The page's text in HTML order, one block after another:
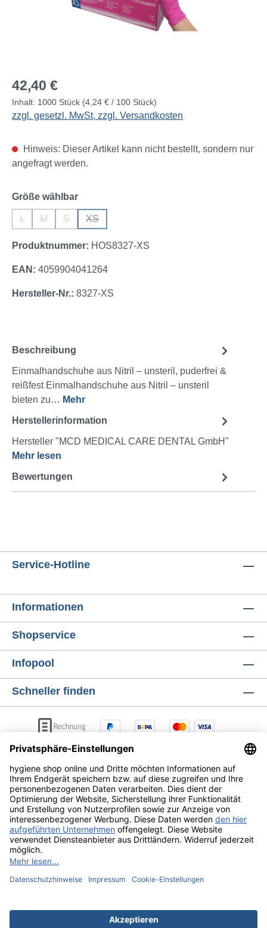
Regulärer Preis:
42,40 €
Inhalt: 1000 Stück (4,24 € / 100 Stück)
zzgl. gesetzl. MwSt, zzgl. Versandkosten
Hinweis: Dieser Artikel kann nicht bestellt, sondern nur
angefragt werden.
Größe wählbarauswählen
L M S XS
Produktnummer: HOS8327-XS
EAN: 4059904041264
Hersteller-Nr.: 8327-XS
Beschreibung
Einmalhandschuhe aus Nitril – unsteril, puderfrei &
reißfest Einmalhandschuhe aus Nitril – unsteril
bieten zu… Mehr
Herstellerinformation
Hersteller "MCD MEDICAL CARE DENTAL GmbH"
Mehr lesen
Bewertungen
Service-Hotline
Informationen
Shopservice
Infopool
Schneller finden
AGB Lieferung & Versandkosten
Zahlungsarten
Versandkostenund ggf. Nachnahmegebühren, wenn nicht